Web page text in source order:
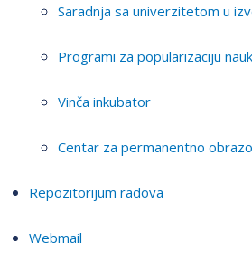
Saradnja sa univerzitetom u
Programi za popularizaciju
Vinča inkubator
Centar za permanentno
Repozitorijum radova
Webmail